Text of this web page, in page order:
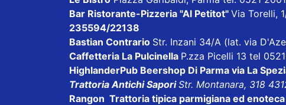
Bar Ristorante-Pizzeria "Al Petitot" Via Torelli,
235594/22138
Bastian Contrario Str. Inzani 34/A (lat. via
Caffetteria La Pulcinella P.zza Picelli 13 tel
HighlanderPub Beershop Di Parma via La
Trattoria Antichi SaporiStr. Montanara, 318
Rangon Trattoria tipica parmigiana ed enoteca